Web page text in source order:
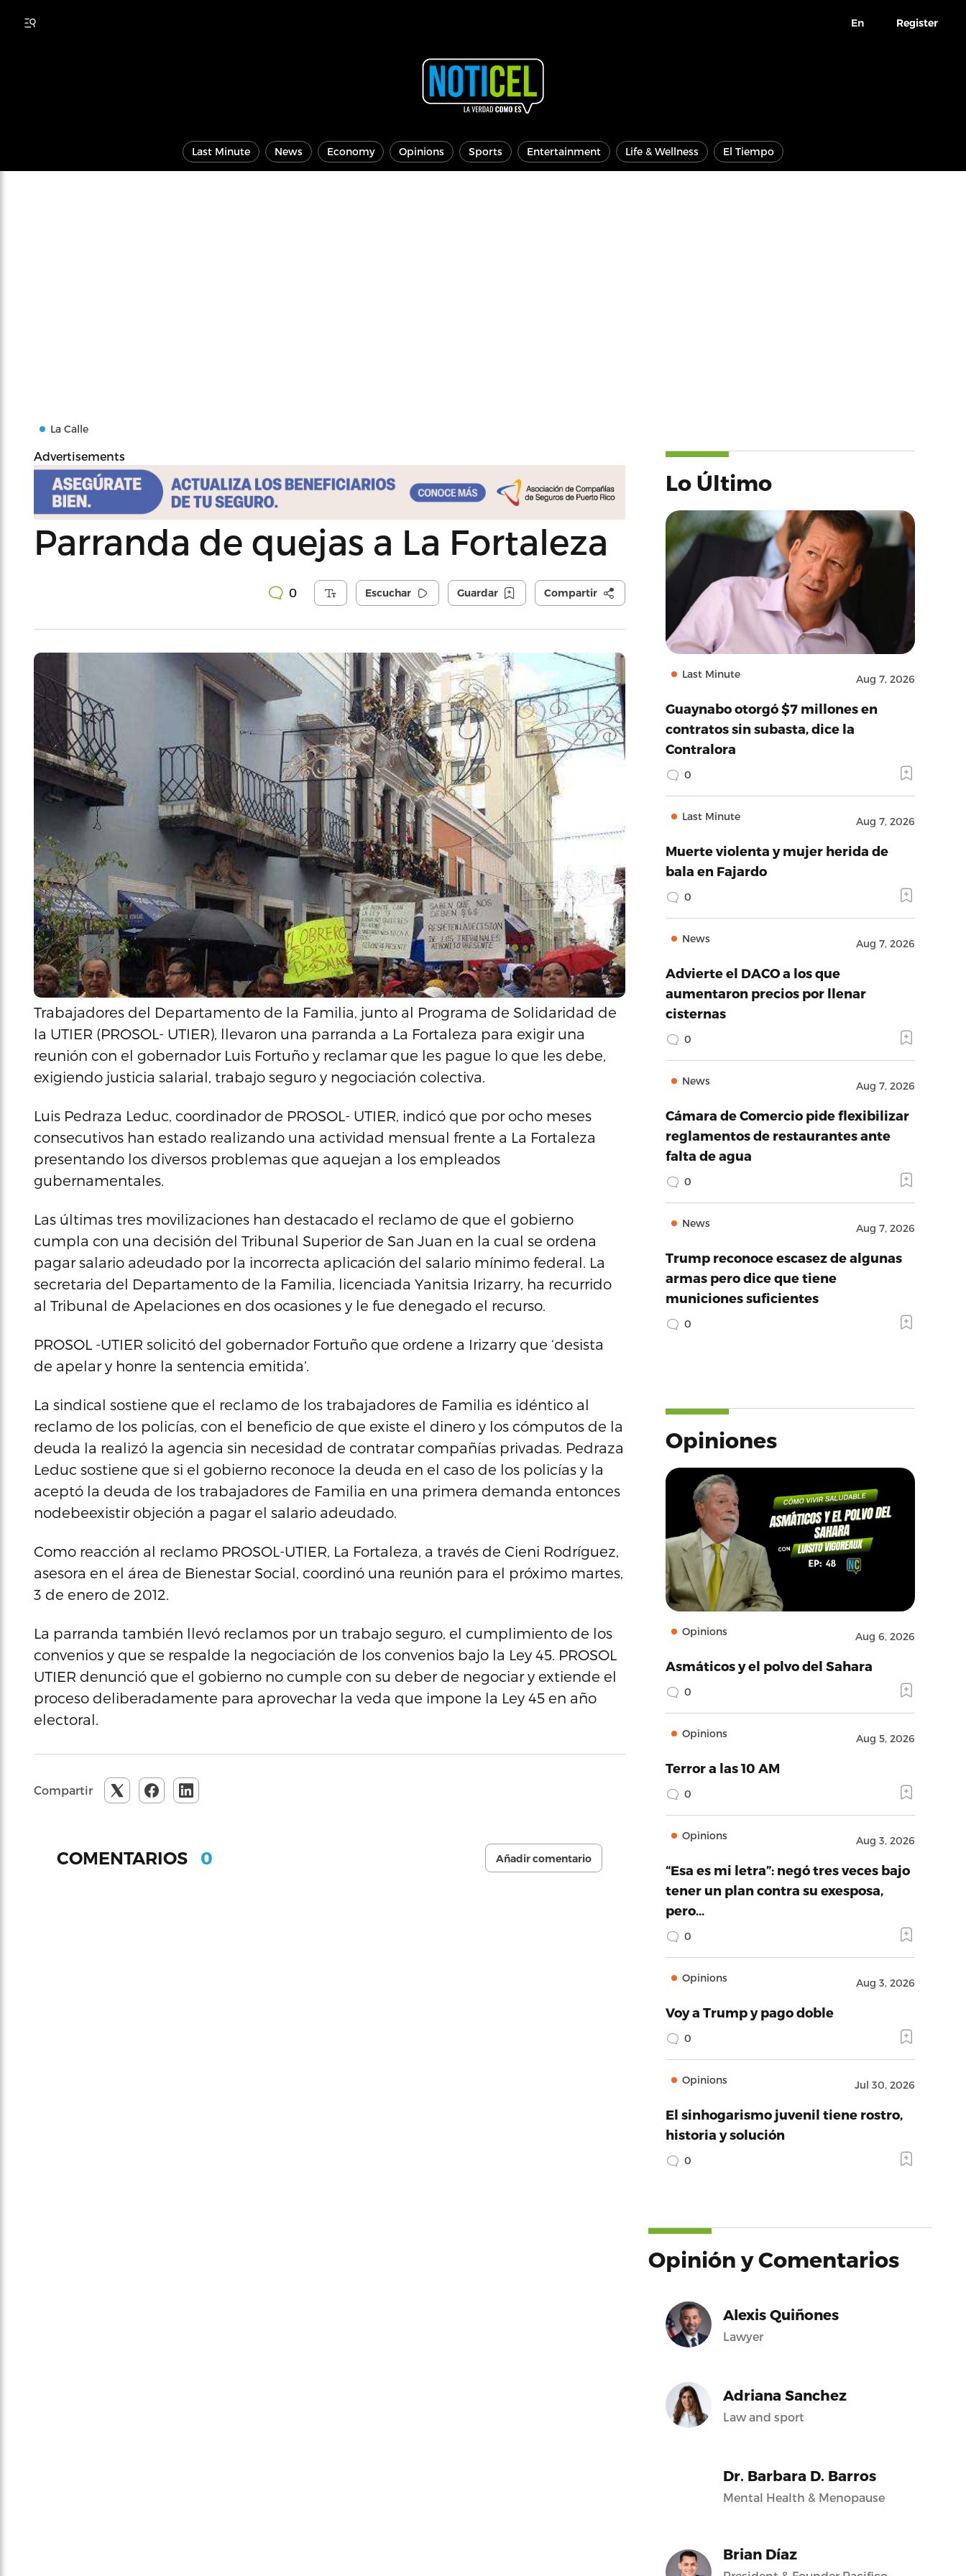
En Register
Last Minute News Economy Opinions Sports Entertainment Life & Wellness El Tiempo
La Calle
Advertisements
Parranda de quejas a La Fortaleza
0 Escuchar Guardar Compartir
Trabajadores del Departamento de la Familia, junto al Programa de Solidaridad de
la UTIER (PROSOL- UTIER), llevaron una parranda a La Fortaleza para exigir una
reunión con el gobernador Luis Fortuño y reclamar que les pague lo que les debe,
exigiendo justicia salarial, trabajo seguro y negociación colectiva.
Luis Pedraza Leduc, coordinador de PROSOL- UTIER, indicó que por ocho meses
consecutivos han estado realizando una actividad mensual frente a La Fortaleza
presentando los diversos problemas que aquejan a los empleados
gubernamentales.
Las últimas tres movilizaciones han destacado el reclamo de que el gobierno
cumpla con una decisión del Tribunal Superior de San Juan en la cual se ordena
pagar salario adeudado por la incorrecta aplicación del salario mínimo federal. La
secretaria del Departamento de la Familia, licenciada Yanitsia Irizarry, ha recurrido
al Tribunal de Apelaciones en dos ocasiones y le fue denegado el recurso.
PROSOL -UTIER solicitó del gobernador Fortuño que ordene a Irizarry que ‘desista
de apelar y honre la sentencia emitida’.
La sindical sostiene que el reclamo de los trabajadores de Familia es idéntico al
reclamo de los policías, con el beneficio de que existe el dinero y los cómputos de la
deuda la realizó la agencia sin necesidad de contratar compañías privadas. Pedraza
Leduc sostiene que si el gobierno reconoce la deuda en el caso de los policías y la
aceptó la deuda de los trabajadores de Familia en una primera demanda entonces
nodebeexistir objeción a pagar el salario adeudado.
Como reacción al reclamo PROSOL-UTIER, La Fortaleza, a través de Cieni Rodríguez,
asesora en el área de Bienestar Social, coordinó una reunión para el próximo martes,
3 de enero de 2012.
La parranda también llevó reclamos por un trabajo seguro, el cumplimiento de los
convenios y que se respalde la negociación de los convenios bajo la Ley 45. PROSOL
UTIER denunció que el gobierno no cumple con su deber de negociar y extiende el
proceso deliberadamente para aprovechar la veda que impone la Ley 45 en año
electoral.
Compartir
COMENTARIOS 0 Añadir comentario
Lo Último
Last Minute Aug 7, 2026
Guaynabo otorgó $7 millones en
contratos sin subasta, dice la
Contralora
0
Last Minute Aug 7, 2026
Muerte violenta y mujer herida de
bala en Fajardo
0
News Aug 7, 2026
Advierte el DACO a los que
aumentaron precios por llenar
cisternas
0
News Aug 7, 2026
Cámara de Comercio pide flexibilizar
reglamentos de restaurantes ante
falta de agua
0
News Aug 7, 2026
Trump reconoce escasez de algunas
armas pero dice que tiene
municiones suficientes
0
Opiniones
Opinions Aug 6, 2026
Asmáticos y el polvo del Sahara
0
Opinions Aug 5, 2026
Terror a las 10 AM
0
Opinions Aug 3, 2026
“Esa es mi letra”: negó tres veces bajo
tener un plan contra su exesposa,
pero…
0
Opinions Aug 3, 2026
Voy a Trump y pago doble
0
Opinions Jul 30, 2026
El sinhogarismo juvenil tiene rostro,
historia y solución
0
Opinión y Comentarios
Alexis Quiñones
Lawyer
Adriana Sanchez
Law and sport
Dr. Barbara D. Barros
Mental Health & Menopause
Brian Díaz